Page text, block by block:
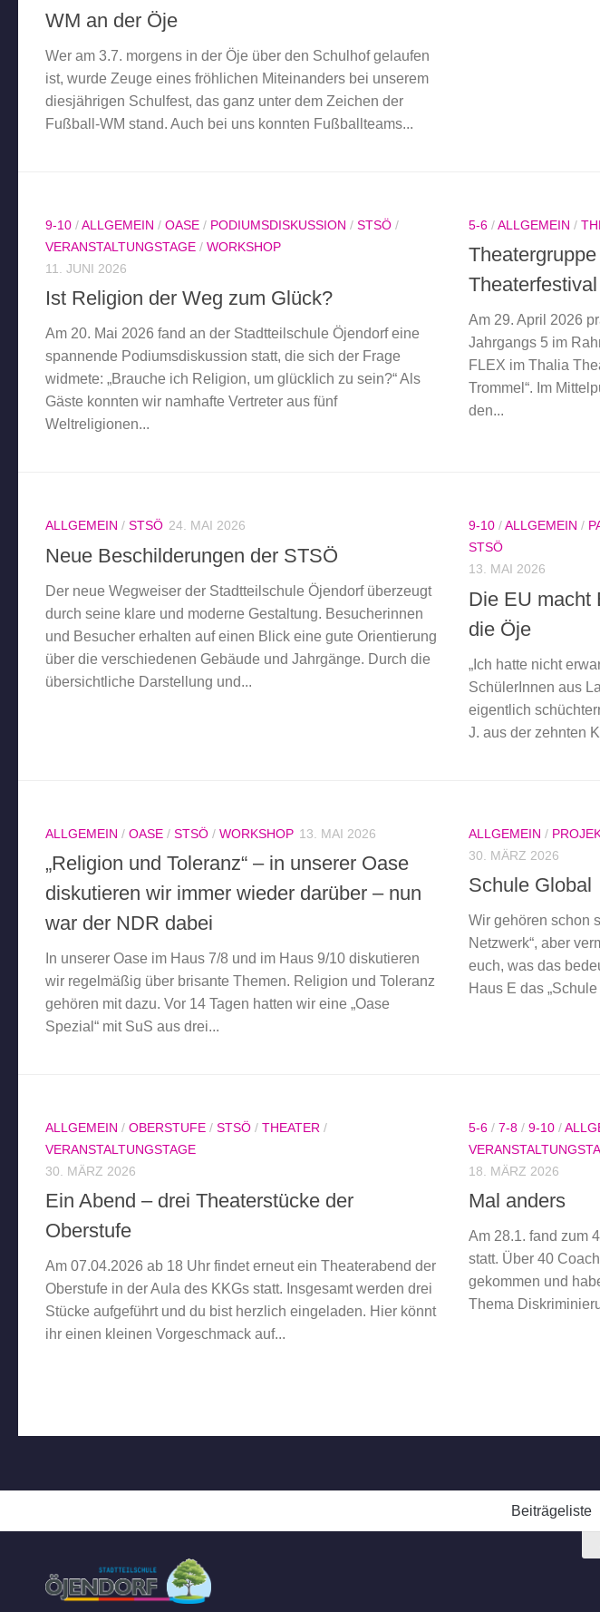
WM an der Öje
Wer am 3.7. morgens in der Öje über den Schulhof gelaufen
ist, wurde Zeuge eines fröhlichen Miteinanders bei unserem
diesjährigen Schulfest, das ganz unter dem Zeichen der
Fußball-WM stand. Auch bei uns konnten Fußballteams...
9-10 /ALLGEMEIN / OASE / PODIUMSDISKUSSION / STSÖ /
VERANSTALTUNGSTAGE / WORKSHOP
11. JUNI 2026
Ist Religion der Weg zum Glück?
Am 20. Mai 2026 fand an der Stadtteilschule Öjendorf eine
spannende Podiumsdiskussion statt, die sich der Frage
widmete: „Brauche ich Religion, um glücklich zu sein?“ Als
Gäste konnten wir namhafte Vertreter aus fünf
Weltreligionen...
5-6 /ALLGEMEIN /
Am 29. April 2026
Jahrgangs 5 im
FLEX im Thalia
Trommel“. Im
den...
ALLGEMEIN / STSÖ 24. MAI 2026
Neue Beschilderungen der STSÖ
Der neue Wegweiser der Stadtteilschule Öjendorf überzeugt
durch seine klare und moderne Gestaltung. Besucherinnen
und Besucher erhalten auf einen Blick eine gute Orientierung
über die verschiedenen Gebäude und Jahrgänge. Durch die
übersichtliche Darstellung und...
9-10 /ALLGEMEIN /
STSÖ
13. MAI 2026
Die EU macht
die Öje
„Ich hatte nicht
SchülerInnen aus
eigentlich
J. aus der zehnten
ALLGEMEIN / OASE / STSÖ / WORKSHOP 13. MAI 2026
„Religion und Toleranz“ – in unserer Oase
diskutieren wir immer wieder darüber – nun
war der NDR dabei
In unserer Oase im Haus 7/8 und im Haus 9/10 diskutieren
wir regelmäßig über brisante Themen. Religion und Toleranz
gehören mit dazu. Vor 14 Tagen hatten wir eine „Oase
Spezial“ mit SuS aus drei...
ALLGEMEIN /
30. MÄRZ 2026
Schule Global
Wir gehören schon
Netzwerk“, aber
euch, was das
Haus E das
ALLGEMEIN / OBERSTUFE / STSÖ / THEATER /
VERANSTALTUNGSTAGE
30. MÄRZ 2026
Ein Abend – drei Theaterstücke der
Oberstufe
Am 07.04.2026 ab 18 Uhr findet erneut ein Theaterabend der
Oberstufe in der Aula des KKGs statt. Insgesamt werden drei
Stücke aufgeführt und du bist herzlich eingeladen. Hier könnt
ihr einen kleinen Vorgeschmack auf...
5-6 / 7-8 / 9-10 /
18. MÄRZ 2026
Mal anders
Am 28.1. fand zum
statt. Über 40
gekommen und
Thema
Beiträgeliste